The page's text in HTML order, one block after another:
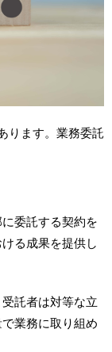
ります。業務委託
委託する契約を
る成果を提供し
託者は対等な立
業務に取り組め